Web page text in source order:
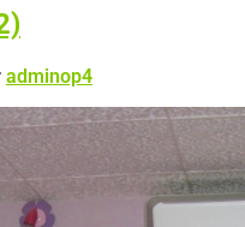
adminop4